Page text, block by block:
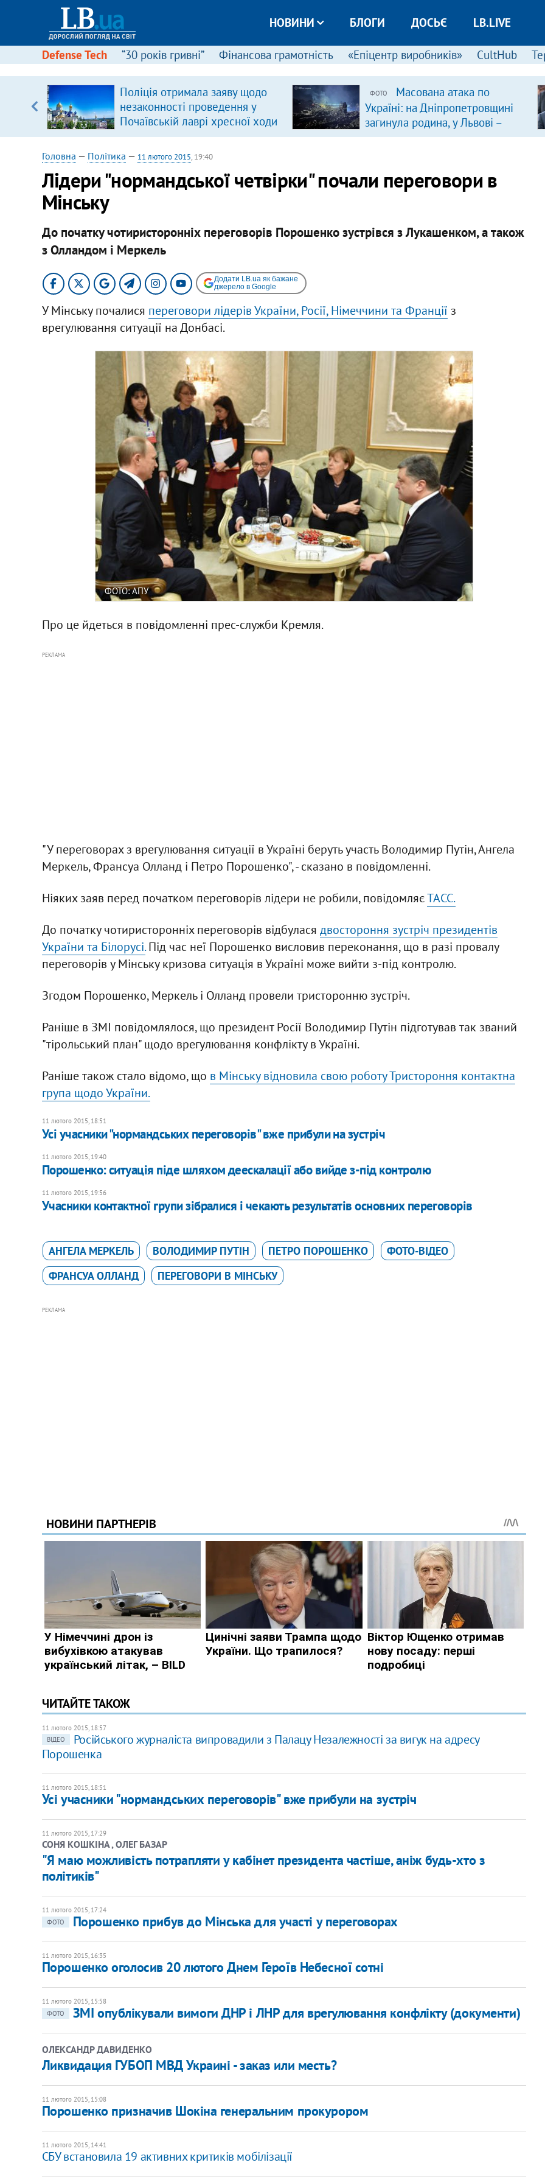
НОВИНИ БЛОГИ ДОСЬЄ LB.LIVE
Defense Tech “30 років гривні” Фінансова грамотність «Епіцентр виробників» CultHub
Поліція отримала заяву щодо
незаконності проведення у
Почаївській лаврі хресної ходи
ФОТО
Масована атака по
Україні: на Дніпропетровщині
загинула родина, у Львові –
удар по багатоповерхівках
Головна — Політика — 11 лютого 2015, 19:40
Лідери "нормандської четвірки" почали переговори в
Мінську
До початку чотиристоронніх переговорів Порошенко зустрівся з Лукашенком, а також
з Олландом і Меркель
Додати LB.ua як бажане
джерело в Google
У Мінську почалися переговори лідерів України, Росії, Німеччини та Франції з
врегулювання ситуації на Донбасі.
ФОТО: АПУ
Про це йдеться в повідомленні прес-служби Кремля.
РЕКЛАМА
"У переговорах з врегулювання ситуації в Україні беруть участь Володимир Путін, Ангела
Меркель, Франсуа Олланд і Петро Порошенко", - сказано в повідомленні.
Ніяких заяв перед початком переговорів лідери не робили, повідомляєТАСС.
До початку чотиристоронніх переговорів відбулася двостороння зустріч президентів
України та Білорусі.Під час неї Порошенко висловив переконання, що в разі провалу
переговорів у Мінську кризова ситуація в Україні може вийти з-під контролю.
Згодом Порошенко, Меркель і Олланд провели тристоронню зустріч.
Раніше в ЗМІ повідомлялося, що президент Росії Володимир Путін підготував так званий
"тірольський план" щодо врегулювання конфлікту в Україні.
Раніше також стало відомо, що в Мінську відновила свою роботу Тристороння контактна
група щодо України.
11 лютого 2015, 18:51
Усі учасники "нормандських переговорів" вже прибули на зустріч
11 лютого 2015, 19:40
Порошенко: ситуація піде шляхом деескалації або вийде з-під контролю
11 лютого 2015, 19:56
Учасники контактної групи зібралися і чекають результатів основних переговорів
АНГЕЛА МЕРКЕЛЬ ВОЛОДИМИР ПУТІН ПЕТРО ПОРОШЕНКО
ФОТО-ВІДЕО
ФРАНСУА ОЛЛАНД
ПЕРЕГОВОРИ В МІНСЬКУ
РЕКЛАМА
ЧИТАЙТЕ ТАКОЖ
11 лютого 2015, 18:57
ВІДЕО
Російського журналіста випровадили з Палацу Незалежності за вигук на адресу
Порошенка
11 лютого 2015, 18:51
Усі учасники "нормандських переговорів" вже прибули на зустріч
11 лютого 2015, 17:29
СОНЯ КОШКІНА , ОЛЕГ БАЗАР
"Я маю можливість потрапляти у кабінет президента частіше, аніж будь-хто з
політиків"
11 лютого 2015, 17:24
ФОТО
Порошенко прибув до Мінська для участі у переговорах
11 лютого 2015, 16:35
Порошенко оголосив 20 лютого Днем Героїв Небесної сотні
11 лютого 2015, 15:58
ФОТО
ЗМІ опублікували вимоги ДНР і ЛНР для врегулювання конфлікту (документи)
ОЛЕКСАНДР ДАВИДЕНКО
Ликвидация ГУБОП МВД Украині - заказ или месть?
11 лютого 2015, 15:08
Порошенко призначив Шокіна генеральним прокурором
11 лютого 2015, 14:41
СБУ встановила 19 активних критиків мобілізації